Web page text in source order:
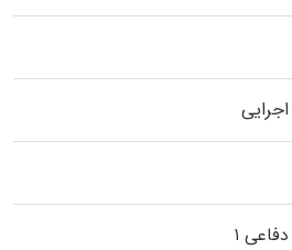
۱